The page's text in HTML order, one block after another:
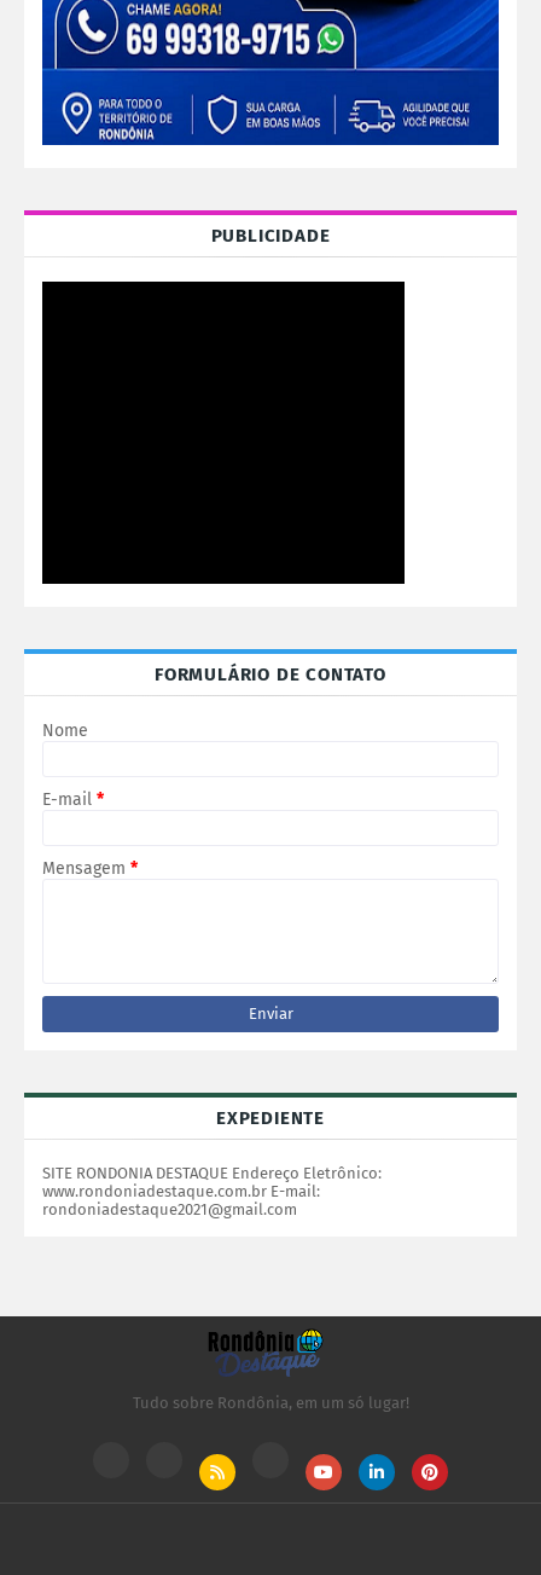
PUBLICIDADE
FORMULÁRIO DE CONTATO
Nome
E-mail *
Mensagem *
EXPEDIENTE
SITE RONDONIA DESTAQUE Endereço Eletrônico:
www.rondoniadestaque.com.br E-mail:
rondoniadestaque2021@gmail.com
Tudo sobre Rondônia, em um só lugar!